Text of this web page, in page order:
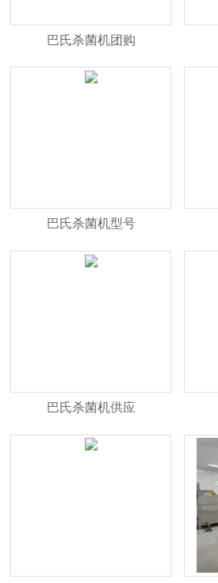
巴氏杀菌机团购
巴氏杀菌机型号
巴氏杀菌机供应